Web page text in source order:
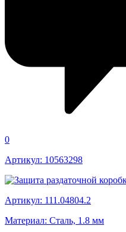
0
Артикул: 10563298
Артикул: 111.04804.2
Материал: Сталь, 1.8 мм